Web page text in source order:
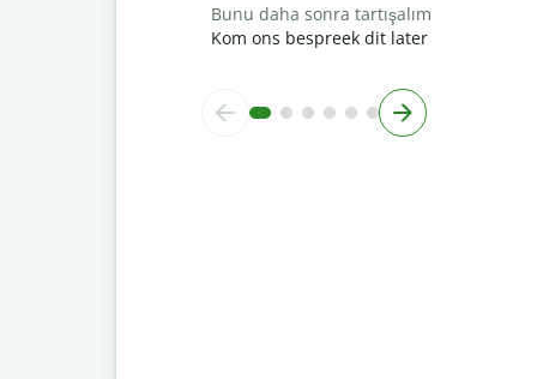
Bunu daha sonra tartışalım
Kom ons bespreek dit later